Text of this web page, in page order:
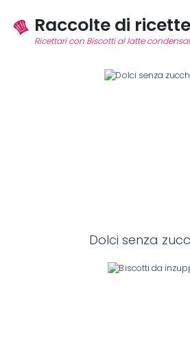
Raccolte di ricette
Ricettari con Biscotti al latte
Dolci senza